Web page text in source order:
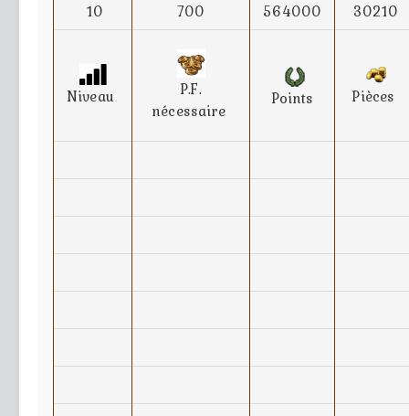
10
700 564000 30210
Niveau
P.F.
nécessaire
Points Pièces